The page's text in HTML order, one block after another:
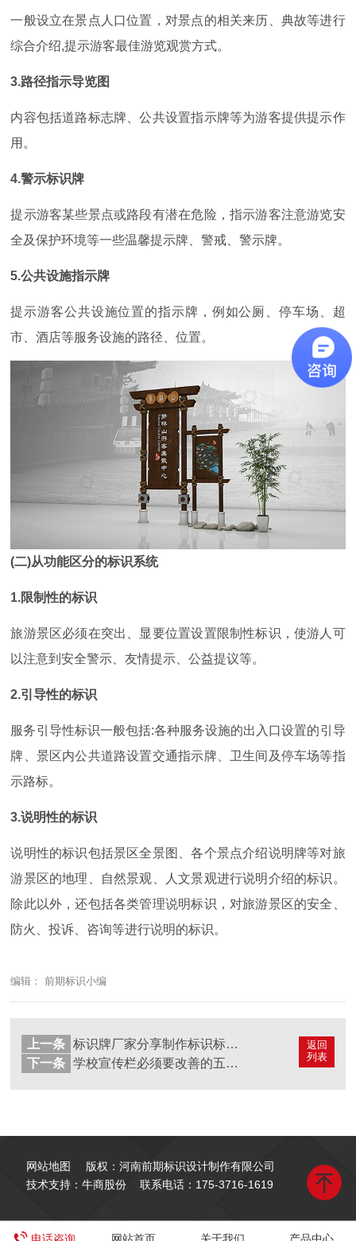
一般设立在景点人口位置，对景点的相关来历、典故等进行
综合介绍,提示游客最佳游览观赏方式。
3.路径指示导览图
内容包括道路标志牌、公共设置指示牌等为游客提供提示作
用。
4.警示标识牌
提示游客某些景点或路段有潜在危险，指示游客注意游览安
全及保护环境等一些温馨提示牌、警戒、警示牌。
5.公共设施指示牌
提示游客公共设施位置的指示牌，例如公厕、停车场、超
市、酒店等服务设施的路径、位置。
(二)从功能区分的标识系统
1.限制性的标识
旅游景区必须在突出、显要位置设置限制性标识，使游人可
以注意到安全警示、友情提示、公益提议等。
2.引导性的标识
服务引导性标识一般包括:各种服务设施的出入口设置的引导
牌、景区内公共道路设置交通指示牌、卫生间及停车场等指
示路标。
3.说明性的标识
说明性的标识包括景区全景图、各个景点介绍说明牌等对旅
游景区的地理、自然景观、人文景观进行说明介绍的标识。
除此以外，还包括各类管理说明标识，对旅游景区的安全、
防火、投诉、咨询等进行说明的标识。
编辑： 前期标识小编
返回
列表
上一条
标识牌厂家分享制作标识标牌的主要材质一铝合金
下一条
学校宣传栏必须要改善的五大弊端
网站地图
版权：河南前期标识设计制作有限公司
技术支持：牛商股份
联系电话： 175-3716-1619
电话咨询 网站首页 关于我们 产品中心